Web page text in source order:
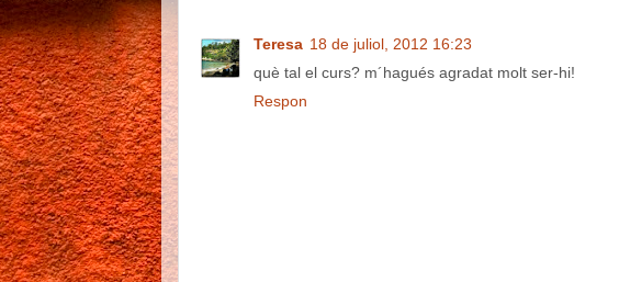
Teresa 18 de juliol, 2012 16:23
què tal el curs? m´hagués agradat molt ser-hi!
Respon